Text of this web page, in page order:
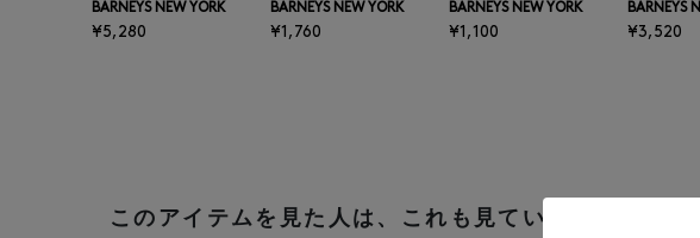
BARNEYS NEW YORK
¥5,280
BARNEYS NEW YORK
¥1,760
BARNEYS NEW YORK
¥1,100
BARNEYS
¥3,520
このアイテムを見た人は、これも見ています